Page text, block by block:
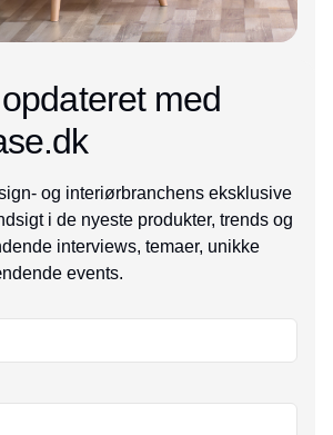
med
og interiørbranchens eksklusive
i de nyeste produkter, trends og
interviews, temaer, unikke
events.